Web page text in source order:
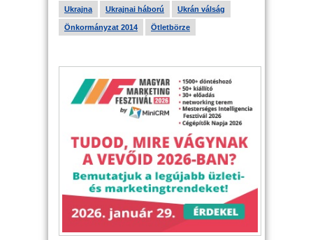
Ukrajna Ukrajnai háború Ukrán válság
Önkormányzat 2014 Ötletbörze